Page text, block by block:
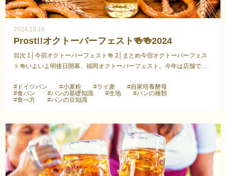
2024.10.16
Prost!!オクトーバーフェスト🍻🍻2024
目次 1│今宿オクトーバーフェスト🍻 2│まとめ今宿オクトーバーフェス
ト🍻いよいよ明後日開幕、福岡オクトーバーフェスト。今年は店舗でも
#ドイツパン
#小麦粉 #ライ麦
#自家培養酵母
#食パン
#パンの基礎知識 #生地
#パンの種類
#食べ方
#パンの豆知識